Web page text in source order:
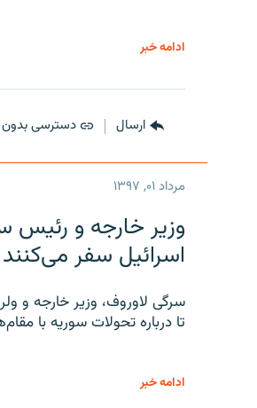
ادامه خبر
ارسال دسترسی بدون
مرداد ۰۱, ۱۳۹۷
وزیر خارجه و رئیس‌
اسرائیل سفر می‌کنند
سرگی لاوروف، وزیر خارجه و
تا درباره تحولات سوریه با
ادامه خبر